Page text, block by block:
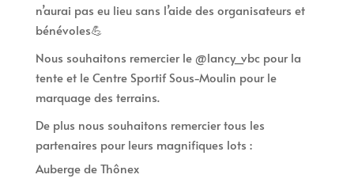
n’aurai pas eu lieu sans l’aide des organisateurs et
bénévoles💪
Nous souhaitons remercier le @lancy_vbc pour la
tente et le Centre Sportif Sous-Moulin pour le
marquage des terrains.
De plus nous souhaitons remercier tous les
partenaires pour leurs magnifiques lots :
Auberge de Thônex